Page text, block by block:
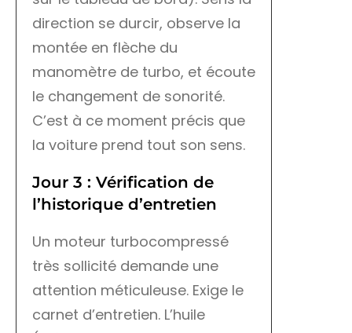
direction se durcir, observe la
montée en flèche du
manomètre de turbo, et écoute
le changement de sonorité.
C’est à ce moment précis que
la voiture prend tout son sens.
Jour 3 : Vérification de
l’historique d’entretien
Un moteur turbocompressé
très sollicité demande une
attention méticuleuse. Exige le
carnet d’entretien. L’huile